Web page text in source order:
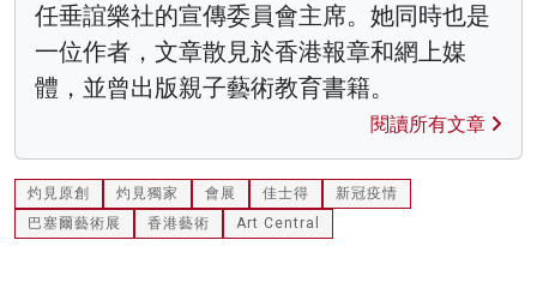
任垂誼樂社的宣傳委員會主席。她同時也是
一位作者，文章散見於香港報章和網上媒
體，並曾出版親子藝術教育書籍。
閱讀所有文章
灼見原創 灼見獨家 會展 佳士得
新冠疫情
巴塞爾藝術展
香港藝術 Art Central